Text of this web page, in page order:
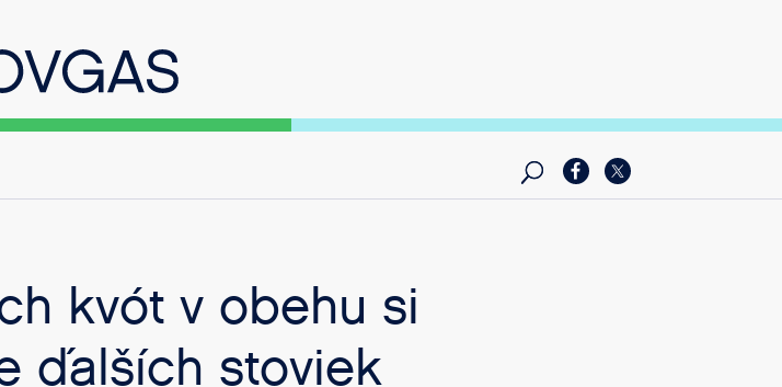
kvót v obehu si
ďalších stoviek